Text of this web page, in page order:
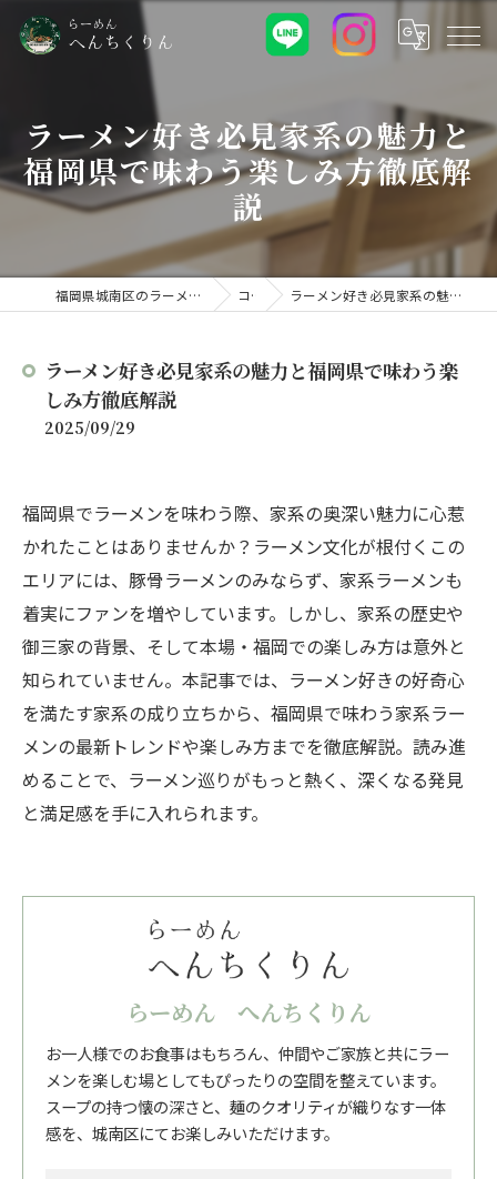
ラーメン好き必見家系の魅力と
福岡県で味わう楽しみ方徹底解
説
福岡県城南区のラーメンなららーめん へんちくりん コラム ラーメン好き必見家系の魅力と福岡県で味わう楽しみ方徹底解説
ラーメン好き必見家系の魅力と福岡県で味わう楽
しみ方徹底解説
2025/09/29
福岡県でラーメンを味わう際、家系の奥深い魅力に心惹
かれたことはありませんか？ラーメン文化が根付くこの
エリアには、豚骨ラーメンのみならず、家系ラーメンも
着実にファンを増やしています。しかし、家系の歴史や
御三家の背景、そして本場・福岡での楽しみ方は意外と
知られていません。本記事では、ラーメン好きの好奇心
を満たす家系の成り立ちから、福岡県で味わう家系ラー
メンの最新トレンドや楽しみ方までを徹底解説。読み進
めることで、ラーメン巡りがもっと熱く、深くなる発見
と満足感を手に入れられます。
らーめん へんちくりん
お一人様でのお食事はもちろん、仲間やご家族と共にラー
メンを楽しむ場としてもぴったりの空間を整えています。
スープの持つ懐の深さと、麺のクオリティが織りなす一体
感を、城南区にてお楽しみいただけます。